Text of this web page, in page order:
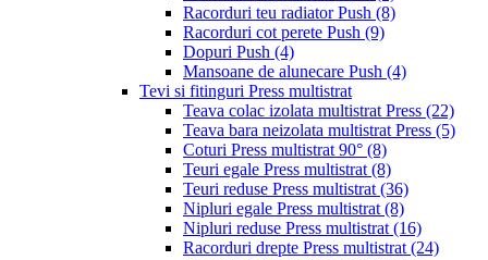
Racorduri teu radiator Push (8)
Racorduri cot perete Push (9)
Dopuri Push (4)
Mansoane de alunecare Push (4)
Tevi si fitinguri Press multistrat
Teava colac izolata multistrat Press (22)
Teava bara neizolata multistrat Press (5)
Coturi Press multistrat 90° (8)
Teuri egale Press multistrat (8)
Teuri reduse Press multistrat (36)
Nipluri egale Press multistrat (8)
Nipluri reduse Press multistrat (16)
Racorduri drepte Press multistrat (24)